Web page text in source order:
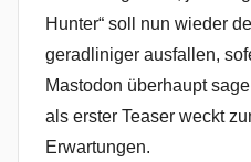
Hunter“ soll nun wieder
geradliniger ausfallen,
Mastodon überhaupt
als erster Teaser weckt
Erwartungen.